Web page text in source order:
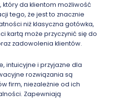
, który da klientom możliwość
tego, że jest to znacznie
niż klasyczna gotówka,
kartą może przyczynić się do
zadowolenia klientów.
intuicyjne i przyjazne dla
rozwiązania są
firm, niezależnie od ich
Zapewniają